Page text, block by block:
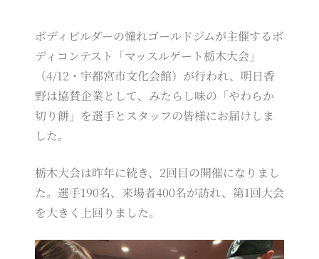
ボディビルダーの憧れゴールドジムが主催するボ
ディコンテスト「マッスルゲート栃木大会」
（4/12・宇都宮市文化会館）が行われ、明日香
野は協賛企業として、みたらし味の「やわらか
切り餅」を選手とスタッフの皆様にお届けしま
した。
栃木大会は昨年に続き、2回目の開催になりまし
た。選手190名、来場者400名が訪れ、第1回大会
を大きく上回りました。